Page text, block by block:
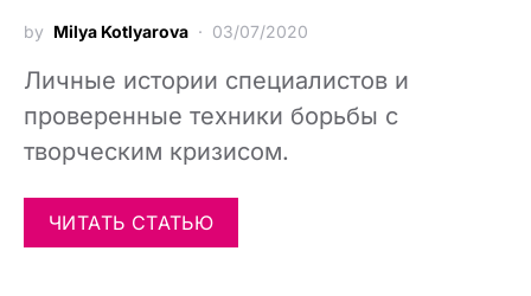
by Milya Kotlyarova 03/07/2020
Личные истории специалистов и
проверенные техники борьбы с
творческим кризисом.
ЧИТАТЬ СТАТЬЮ